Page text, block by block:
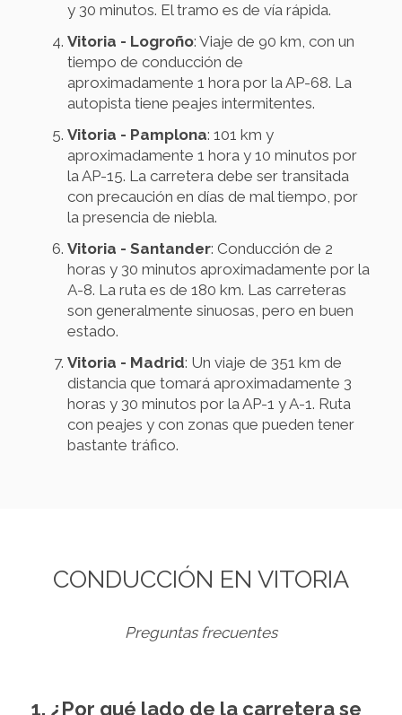
y 30 minutos. El tramo es de vía rápida.
Vitoria - Logroño: Viaje de 90 km, con un
tiempo de conducción de
aproximadamente 1 hora por la AP-68. La
autopista tiene peajes intermitentes.
Vitoria - Pamplona: 101 km y
aproximadamente 1 hora y 10 minutos por
la AP-15. La carretera debe ser transitada
con precaución en días de mal tiempo, por
la presencia de niebla.
Vitoria - Santander: Conducción de 2
horas y 30 minutos aproximadamente por la
A-8. La ruta es de 180 km. Las carreteras
son generalmente sinuosas, pero en buen
estado.
Vitoria - Madrid: Un viaje de 351 km de
distancia que tomará aproximadamente 3
horas y 30 minutos por la AP-1 y A-1. Ruta
con peajes y con zonas que pueden tener
bastante tráfico.
CONDUCCIÓN EN VITORIA
Preguntas frecuentes
1. ¿Por qué lado de la carretera se